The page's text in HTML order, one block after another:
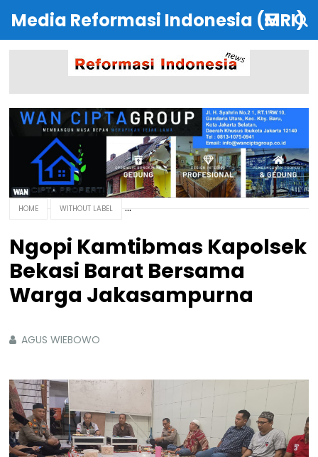
Media Reformasi Indonesia (MRI)
HOME WITHOUT LABEL
Ngopi Kamtibmas Kapolsek
Bekasi Barat Bersama
Warga Jakasampurna
AGUS WIEBOWO